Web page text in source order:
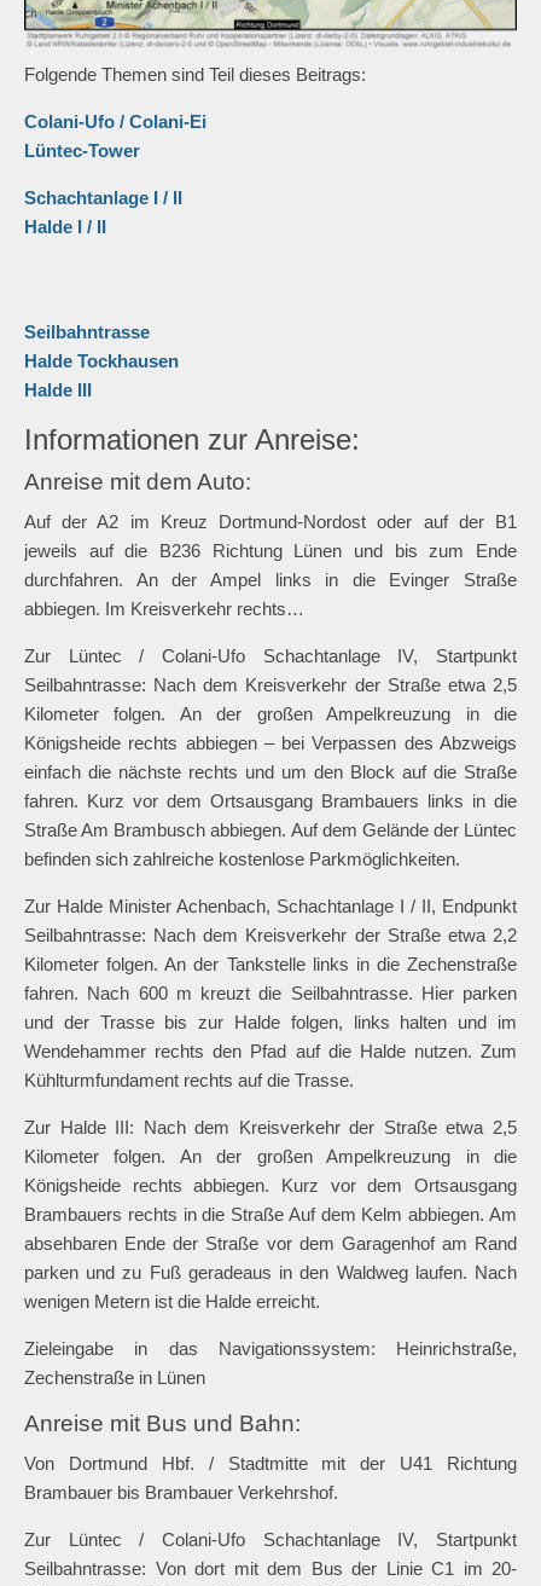
Folgende Themen sind Teil dieses Beitrags:
Colani-Ufo / Colani-Ei
Lüntec-Tower
Schachtanlage I / II
Halde I / II
Seilbahntrasse
Halde Tockhausen
Halde III
Informationen zur Anreise:
Anreise mit dem Auto:
Auf der A2 im Kreuz Dortmund-Nordost oder auf der B1
jeweils auf die B236 Richtung Lünen und bis zum Ende
durchfahren. An der Ampel links in die Evinger Straße
abbiegen. Im Kreisverkehr rechts…
Zur Lüntec / Colani-Ufo Schachtanlage IV, Startpunkt
Seilbahntrasse: Nach dem Kreisverkehr der Straße etwa 2,5
Kilometer folgen. An der großen Ampelkreuzung in die
Königsheide rechts abbiegen – bei Verpassen des Abzweigs
einfach die nächste rechts und um den Block auf die Straße
fahren. Kurz vor dem Ortsausgang Brambauers links in die
Straße Am Brambusch abbiegen. Auf dem Gelände der Lüntec
befinden sich zahlreiche kostenlose Parkmöglichkeiten.
Zur Halde Minister Achenbach, Schachtanlage I / II, Endpunkt
Seilbahntrasse: Nach dem Kreisverkehr der Straße etwa 2,2
Kilometer folgen. An der Tankstelle links in die Zechenstraße
fahren. Nach 600 m kreuzt die Seilbahntrasse. Hier parken
und der Trasse bis zur Halde folgen, links halten und im
Wendehammer rechts den Pfad auf die Halde nutzen. Zum
Kühlturmfundament rechts auf die Trasse.
Zur Halde III: Nach dem Kreisverkehr der Straße etwa 2,5
Kilometer folgen. An der großen Ampelkreuzung in die
Königsheide rechts abbiegen. Kurz vor dem Ortsausgang
Brambauers rechts in die Straße Auf dem Kelm abbiegen. Am
absehbaren Ende der Straße vor dem Garagenhof am Rand
parken und zu Fuß geradeaus in den Waldweg laufen. Nach
wenigen Metern ist die Halde erreicht.
Zieleingabe in das Navigationssystem: Heinrichstraße,
Zechenstraße in Lünen
Anreise mit Bus und Bahn:
Von Dortmund Hbf. / Stadtmitte mit der U41 Richtung
Brambauer bis Brambauer Verkehrshof.
Zur Lüntec / Colani-Ufo Schachtanlage IV, Startpunkt
Seilbahntrasse: Von dort mit dem Bus der Linie C1 im 20-